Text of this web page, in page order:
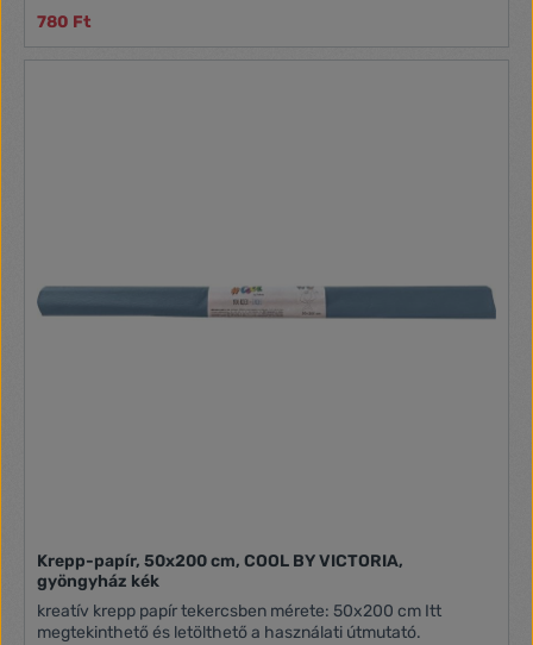
780 Ft
Krepp-papír, 50x200 cm, COOL BY VICTORIA,
gyöngyház kék
kreatív krepp papír tekercsben mérete: 50x200 cm Itt
megtekinthető és letölthető a használati útmutató.